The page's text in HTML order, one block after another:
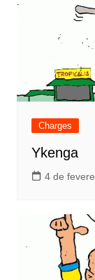
Charges
Ykenga
4 de